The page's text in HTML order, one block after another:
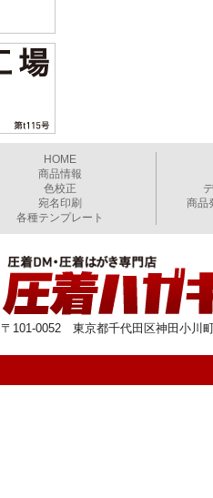
HOME
商品情報
色校正
宛名印刷
各種テンプレート
商品
〒101-0052 東京都千代田区神田小川